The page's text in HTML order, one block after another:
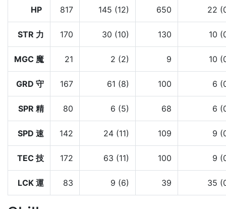
HP 817 145 (12) 650 22
STR 力 170 30 (10) 130 10
MGC 魔 21 2 (2) 9 10
GRD 守 167 61 (8) 100 6
SPR 精 80 6 (5) 68 6
SPD 速 142 24 (11) 109 9
TEC 技 172 63 (11) 100 9
LCK 運 83 9 (6) 39 35